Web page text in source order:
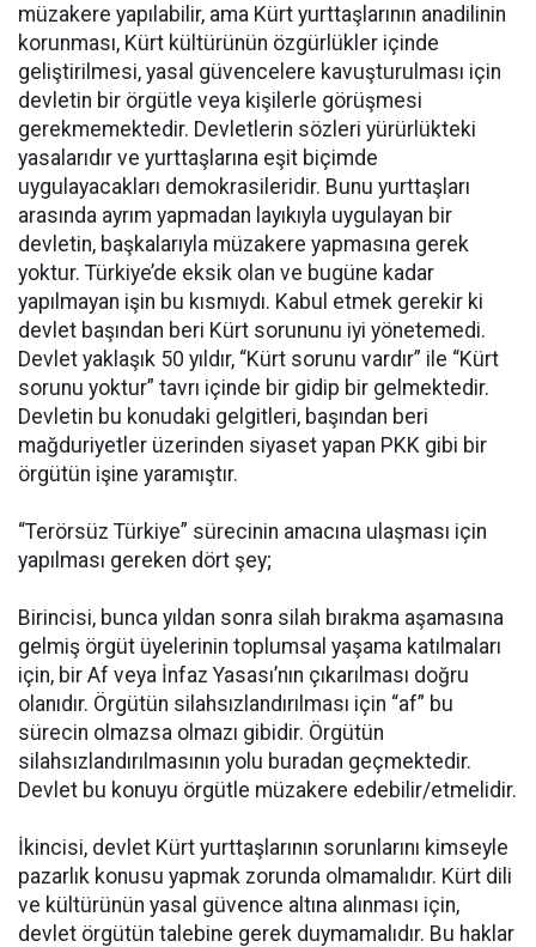
müzakere yapılabilir, ama Kürt yurttaşlarının anadilinin
korunması, Kürt kültürünün özgürlükler içinde
geliştirilmesi, yasal güvencelere kavuşturulması için
devletin bir örgütle veya kişilerle görüşmesi
gerekmemektedir. Devletlerin sözleri yürürlükteki
yasalarıdır ve yurttaşlarına eşit biçimde
uygulayacakları demokrasileridir. Bunu yurttaşları
arasında ayrım yapmadan layıkıyla uygulayan bir
devletin, başkalarıyla müzakere yapmasına gerek
yoktur. Türkiye’de eksik olan ve bugüne kadar
yapılmayan işin bu kısmıydı. Kabul etmek gerekir ki
devlet başından beri Kürt sorununu iyi yönetemedi.
Devlet yaklaşık 50 yıldır, “Kürt sorunu vardır” ile “Kürt
sorunu yoktur” tavrı içinde bir gidip bir gelmektedir.
Devletin bu konudaki gelgitleri, başından beri
mağduriyetler üzerinden siyaset yapan PKK gibi bir
örgütün işine yaramıştır.
“Terörsüz Türkiye” sürecinin amacına ulaşması için
yapılması gereken dört şey;
Birincisi, bunca yıldan sonra silah bırakma aşamasına
gelmiş örgüt üyelerinin toplumsal yaşama katılmaları
için, bir Af veya İnfaz Yasası’nın çıkarılması doğru
olanıdır. Örgütün silahsızlandırılması için “af” bu
sürecin olmazsa olmazı gibidir. Örgütün
silahsızlandırılmasının yolu buradan geçmektedir.
Devlet bu konuyu örgütle müzakere edebilir/etmelidir.
İkincisi, devlet Kürt yurttaşlarının sorunlarını kimseyle
pazarlık konusu yapmak zorunda olmamalıdır. Kürt dili
ve kültürünün yasal güvence altına alınması için,
devlet örgütün talebine gerek duymamalıdır. Bu haklar